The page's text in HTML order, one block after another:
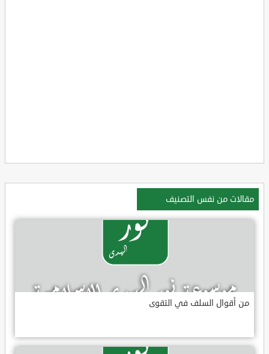
مقالات من نفس التصنيف
من أقوال السلف في التقوى